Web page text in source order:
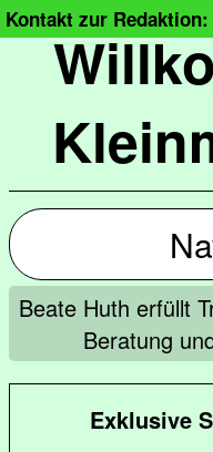
Kontakt zur Redaktion:
Beate Huth erfüllt
Beratung
Exklusive